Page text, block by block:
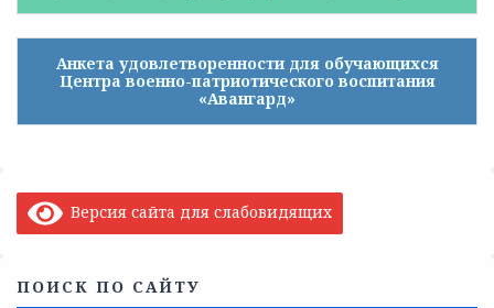
Анкета удовлетворенности для обучающихся
Центра военно-патриотического воспитания
«Авангард»
Версия сайта для слабовидящих
ПОИСК ПО САЙТУ